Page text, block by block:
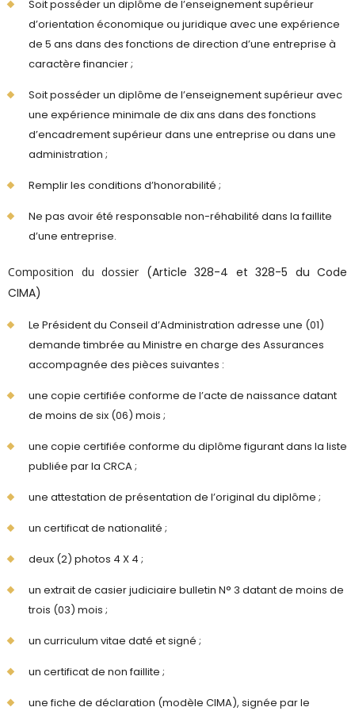
Soit posséder un diplôme de l’enseignement supérieur
d’orientation économique ou juridique avec une expérience
de 5 ans dans des fonctions de direction d’une entreprise à
caractère financier ;
Soit posséder un diplôme de l’enseignement supérieur avec
une expérience minimale de dix ans dans des fonctions
d’encadrement supérieur dans une entreprise ou dans une
administration ;
Remplir les conditions d’honorabilité ;
Ne pas avoir été responsable non-réhabilité dans la faillite
d’une entreprise.
Composition du dossier (Article 328-4 et 328-5 du Code
CIMA)
Le Président du Conseil d’Administration adresse une (01)
demande timbrée au Ministre en charge des Assurances
accompagnée des pièces suivantes :
une copie certifiée conforme de l’acte de naissance datant
de moins de six (06) mois ;
une copie certifiée conforme du diplôme figurant dans la liste
publiée par la CRCA ;
une attestation de présentation de l’original du diplôme ;
un certificat de nationalité ;
deux (2) photos 4 X 4 ;
un extrait de casier judiciaire bulletin N° 3 datant de moins de
trois (03) mois ;
un curriculum vitae daté et signé ;
un certificat de non faillite ;
une fiche de déclaration (modèle CIMA), signée par le